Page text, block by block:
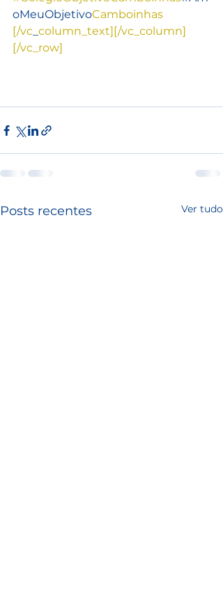
oMeuObjetivoCamboinhas
[/vc column_text][/vc_column]
[/vc_row]
Posts recentes Ver tudo